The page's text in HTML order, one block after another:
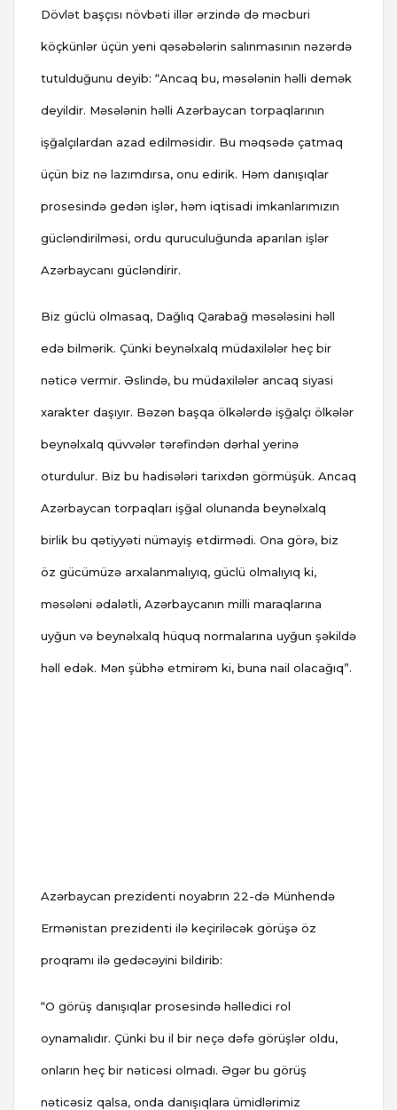
Dövlət başçısı növbəti illər ərzində də məcburi
köçkünlər üçün yeni qəsəbələrin salınmasının nəzərdə
tutulduğunu deyib: “Ancaq bu, məsələnin həlli demək
deyildir. Məsələnin həlli Azərbaycan torpaqlarının
işğalçılardan azad edilməsidir. Bu məqsədə çatmaq
üçün biz nə lazımdırsa, onu edirik. Həm danışıqlar
prosesində gedən işlər, həm iqtisadi imkanlarımızın
gücləndirilməsi, ordu quruculuğunda aparılan işlər
Azərbaycanı gücləndirir.
Biz güclü olmasaq, Dağlıq Qarabağ məsələsini həll
edə bilmərik. Çünki beynəlxalq müdaxilələr heç bir
nəticə vermir. Əslində, bu müdaxilələr ancaq siyasi
xarakter daşıyır. Bəzən başqa ölkələrdə işğalçı ölkələr
beynəlxalq qüvvələr tərəfindən dərhal yerinə
oturdulur. Biz bu hadisələri tarixdən görmüşük. Ancaq
Azərbaycan torpaqları işğal olunanda beynəlxalq
birlik bu qətiyyəti nümayiş etdirmədi. Ona görə, biz
öz gücümüzə arxalanmalıyıq, güclü olmalıyıq ki,
məsələni ədalətli, Azərbaycanın milli maraqlarına
uyğun və beynəlxalq hüquq normalarına uyğun şəkildə
həll edək. Mən şübhə etmirəm ki, buna nail olacağıq”.
Azərbaycan prezidenti noyabrın 22-də Münhendə
Ermənistan prezidenti ilə keçiriləcək görüşə öz
proqramı ilə gedəcəyini bildirib:
“O görüş danışıqlar prosesində həlledici rol
oynamalıdır. Çünki bu il bir neçə dəfə görüşlər oldu,
onların heç bir nəticəsi olmadı. Əgər bu görüş
nəticəsiz qalsa, onda danışıqlara ümidlərimiz